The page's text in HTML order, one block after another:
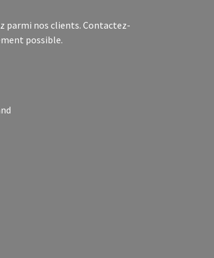
parmi nos clients. Contactez-
possible.